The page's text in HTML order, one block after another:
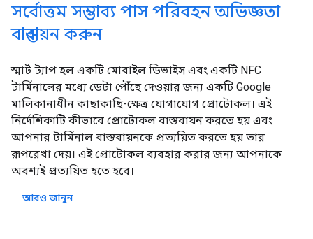
সর্বোত্তম সম্ভাব্য পাস পরিবহন অভিজ্ঞতা
বাস্তবায়ন করুন
স্মার্ট ট্যাপ হল একটি মোবাইল ডিভাইস এবং একটি NFC
টার্মিনালের মধ্যে ডেটা পৌঁছে দেওয়ার জন্য একটি Google
মালিকানাধীন কাছাকাছি-ক্ষেত্র যোগাযোগ প্রোটোকল। এই
নির্দেশিকাটি কীভাবে প্রোটোকল বাস্তবায়ন করতে হয় এবং
আপনার টার্মিনাল বাস্তবায়নকে প্রত্যয়িত করতে হয় তার
রূপরেখা দেয়। এই প্রোটোকল ব্যবহার করার জন্য আপনাকে
অবশ্যই প্রত্যয়িত হতে হবে।
আরও জানুন